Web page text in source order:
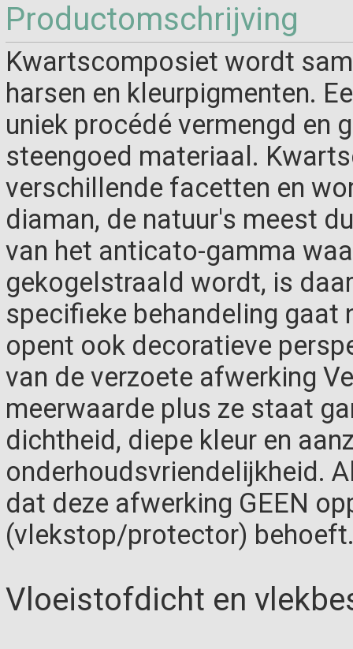
Productomschrijving
Kwartscomposiet wordt
harsen en kleurpigmenten.
uniek procédé vermengd en
steengoed materiaal.
verschillende facetten en
diaman, de natuur's meest
van het anticato-gamma
gekogelstraald wordt, is
specifieke behandeling gaat
opent ook decoratieve
van de verzoete afwerking
meerwaarde plus ze staat
dichtheid, diepe kleur en
onderhoudsvriendelijkheid.
dat deze afwerking GEEN
(vlekstop/protector)
Vloeistofdicht en